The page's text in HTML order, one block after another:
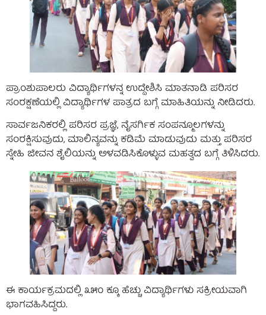
ಪ್ರಾಂಶುಪಾಲರು ವಿದ್ಯಾರ್ಥಿಗಳನ್ನ ಉದ್ದೇಶಿಸಿ ಮಾತನಾಡಿ ಪರಿಸರ
ಸಂರಕ್ಷಣೆಯಲ್ಲಿ ವಿದ್ಯಾರ್ಥಿಗಳ ಪಾತ್ರದ ಬಗ್ಗೆ ಮಾಹಿತಿಯನ್ನು ನೀಡಿದರು.
ಸಾರ್ವಜನಿಕರಲ್ಲಿ ಪರಿಸರ ಪ್ರಜ್ಞೆ, ನೈಸರ್ಗಿಕ ಸಂಪನ್ಮೂಲಗಳನ್ನು
ಸಂರಕ್ಷಿಸುವುದು, ಮಾಲಿನ್ಯವನ್ನು ಕಡಿಮೆ ಮಾಡುವುದು ಮತ್ತು ಪರಿಸರ
ಸ್ನೇಹಿ ಜೀವನ ಶೈಲಿಯನ್ನು ಅಳವಡಿಸಿಕೊಳ್ಳುವ ಮಹತ್ವದ ಬಗ್ಗೆ ತಿಳಿಸಿದರು.
ಈ ಕಾರ್ಯಕ್ರಮದಲ್ಲಿ ೩೫೦ ಕ್ಕೂ ಹೆಚ್ಚು ವಿದ್ಯಾರ್ಥಿಗಳು ಸಕ್ರೀಯವಾಗಿ
ಭಾಗವಹಿಸಿದ್ದರು.